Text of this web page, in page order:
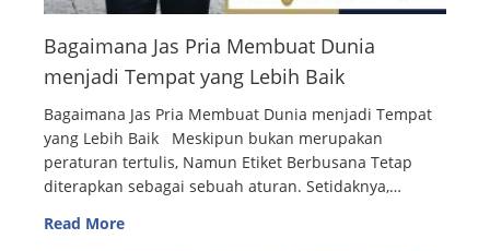
Bagaimana Jas Pria Membuat Dunia
menjadi Tempat yang Lebih Baik
Bagaimana Jas Pria Membuat Dunia menjadi Tempat
yang Lebih Baik Meskipun bukan merupakan
peraturan tertulis, Namun Etiket Berbusana Tetap
diterapkan sebagai sebuah aturan. Setidaknya,…
Read More